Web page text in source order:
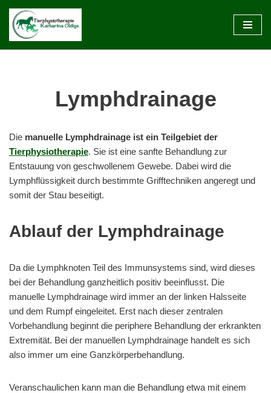
Zum
Lymphdrainage
Die manuelle Lymphdrainage ist ein Teilgebiet der
Tierphysiotherapie. Sie ist eine sanfte Behandlung zur
Entstauung von geschwollenem Gewebe. Dabei wird die
Lymphflüssigkeit durch bestimmte Grifftechniken angeregt und
somit der Stau beseitigt.
Ablauf der Lymphdrainage
Da die Lymphknoten Teil des Immunsystems sind, wird dieses
bei der Behandlung ganzheitlich positiv beeinflusst. Die
manuelle Lymphdrainage wird immer an der linken Halsseite
und dem Rumpf eingeleitet. Erst nach dieser zentralen
Vorbehandlung beginnt die periphere Behandlung der erkrankten
Extremität. Bei der manuellen Lymphdrainage handelt es sich
also immer um eine Ganzkörperbehandlung.
Veranschaulichen kann man die Behandlung etwa mit einem